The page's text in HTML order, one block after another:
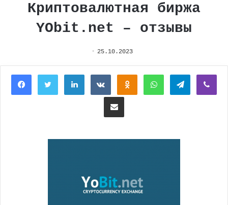
Криптовалютная биржа
YObit.net – отзывы
25.10.2023
FacebookTwitterLinkedInВконтактеОдноклассники
WhatsAppTelegram
Поделиться через электронную почту